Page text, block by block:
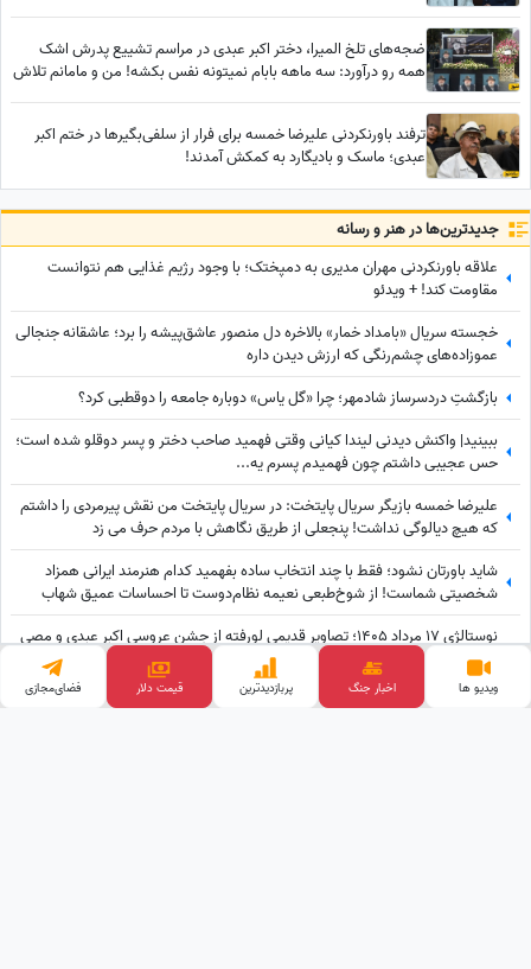
ضجه‌های تلخ المیرا، دختر اکبر عبدی در مراسم تشییع پدرش اشک
همه رو درآورد: سه ماهه بابام نمیتونه نفس بکشه! من و مامانم تلاش
ترفند باورنکردنی علیرضا خمسه برای فرار از سلفی‌بگیرها در ختم اکبر
عبدی؛ ماسک و بادیگارد به کمکش آمدند!
جدید‌ترین‌ها در هنر و رسانه
علاقه باورنکردنی مهران مدیری به دمپختک؛ با وجود رژیم غذایی هم نتوانست
مقاومت کند! + ویدئو
خجسته سریال «بامداد خمار» بالاخره دل منصور عاشق‌پیشه را برد؛ عاشقانه جنجالی
عموزاده‌های چشم‌رنگی که ارزش دیدن داره
بازگشتِ دردسرساز شادمهر؛ چرا «گل یاس» دوباره جامعه را دو‌قطبی کرد؟
ببینید| واکنش دیدنی لیندا کیانی وقتی فهمید صاحب دختر و پسر دوقلو شده است؛
حس عجیبی داشتم چون فهمیدم پسرم یه...
علیرضا خمسه بازیگر سریال پایتخت: در سریال پایتخت من نقش پیرمردی را داشتم
که هیچ دیالوگی نداشت! پنجعلی از طریق نگاهش با مردم حرف می زد
شاید باورتان نشود؛ فقط با چند انتخاب ساده بفهمید کدام هنرمند ایرانی همزاد
شخصیتی شماست! از شوخ‌طبعی نعیمه نظام‌دوست تا احساسات عمیق شهاب
حسینی؛ شما شبیه کدام‌یک هستید؟
نوستالژی 17 مرداد 1405؛ تصاویر قدیمی لورفته از جشن عروسی اکبر عبدی و مصی
خانوم در مرداد 1365
هدیه تهرانی زیبایی را در سادگی معنا کرد... رونمایی از گلخانه شخصی هدیه تهرانی؛
ویدیو ها اخبار جنگ پربازدید‌ترین قیمت دلار فضای‌مجازی